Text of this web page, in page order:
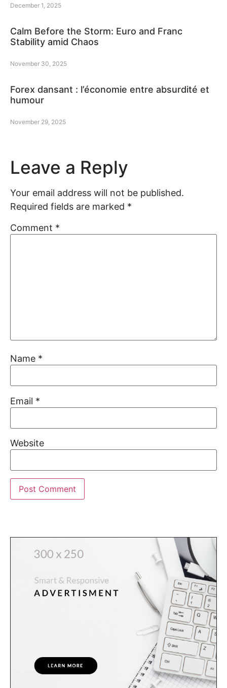
December 1, 2025
Calm Before the Storm: Euro and Franc
Stability amid Chaos
November 30, 2025
Forex dansant : l’économie entre absurdité et
humour
November 29, 2025
Leave a Reply
Your email address will not be published.
Required fields are marked *
Comment *
Name *
Email *
Website